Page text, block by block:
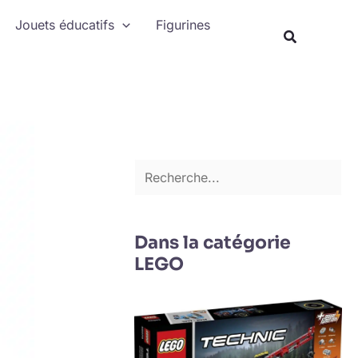
Jouets éducatifs Figurines
Dans la catégorie
LEGO